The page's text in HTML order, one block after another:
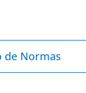
de Normas